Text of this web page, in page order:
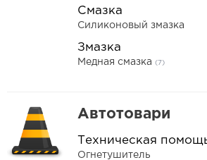
Смазка
Силиконовый змазка
Змазка
Медная смазка (7)
Автотовари
Техническая
Огнетушитель